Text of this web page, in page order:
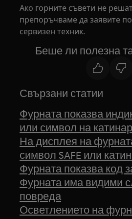
Ако горните съвети не
препоръчваме да заявите
сервизен техник.
Беше ли полезна
Свързани статии
Фурната показва
или символ на катинар
На дисплея на
символ SAFE или
Фурната показва код
Фурната има видими
повреда
Осветлението на